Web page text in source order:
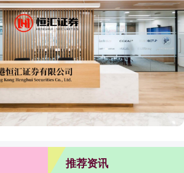
推荐资讯